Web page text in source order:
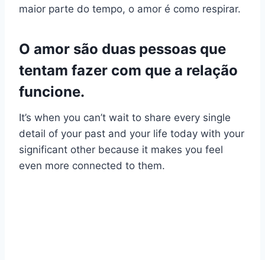
maior parte do tempo, o amor é como respirar.
O amor são duas pessoas que
tentam fazer com que a relação
funcione.
It’s when you can’t wait to share every single
detail of your past and your life today with your
significant other because it makes you feel
even more connected to them.